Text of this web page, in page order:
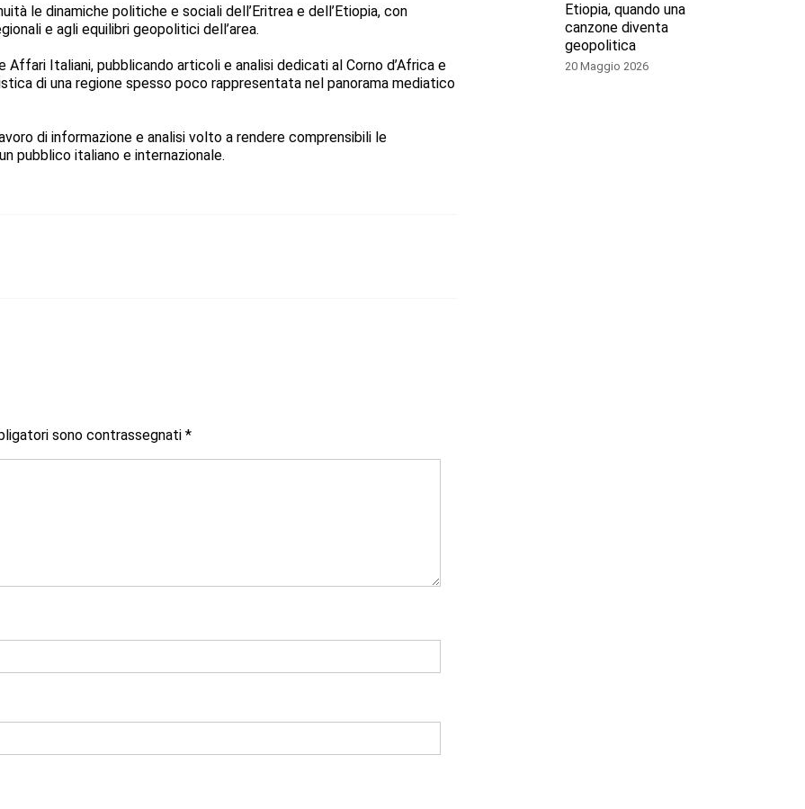
le dinamiche politiche e sociali dell’Eritrea e dell’Etiopia, con
e agli equilibri geopolitici dell’area.
Italiani, pubblicando articoli e analisi dedicati al Corno d’Africa e
di una regione spesso poco rappresentata nel panorama mediatico
di informazione e analisi volto a rendere comprensibili le
pubblico italiano e internazionale.
sono contrassegnati *
Etiopia, quando una
canzone diventa
geopolitica
20 Maggio 2026